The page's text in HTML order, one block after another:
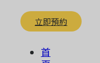
立即預約
首